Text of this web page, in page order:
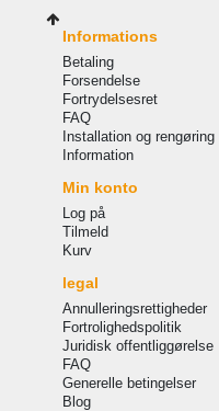
Informations
Betaling
Forsendelse
Fortrydelsesret
FAQ
Installation og rengøring
Information
Min konto
Log på
Tilmeld
Kurv
legal
Annulleringsrettigheder
Fortrolighedspolitik
Juridisk offentliggørelse
FAQ
Generelle betingelser
Blog